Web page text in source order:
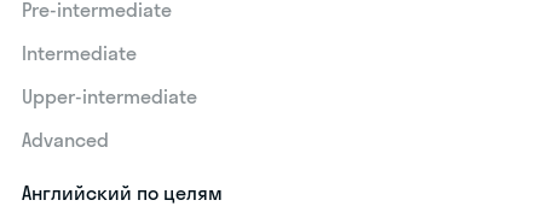
Pre-intermediate
Intermediate
Upper-intermediate
Advanced
Английский по целям